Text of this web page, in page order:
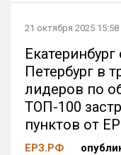
21 октября 2025 15:58
Петербург в
лидеров по
ТОП-100
пунктов от
ЕРЗ.РФ